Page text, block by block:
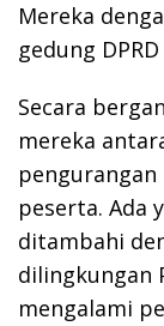
Mereka
gedung
Secara
mereka
peserta. Ada
ditambahi
dilingkungan
mengalami